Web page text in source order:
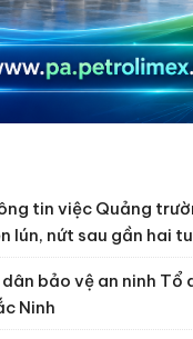
tin việc Quảng
lún, nứt sau gần hai
bảo vệ an ninh Tổ
Ninh